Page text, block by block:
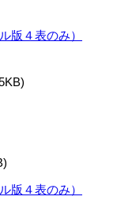
版４表のみ）
版４表のみ）